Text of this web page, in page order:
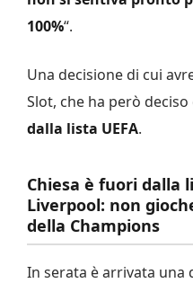
100%“.
Una decisione di cui
Slot, che ha però deciso
dalla lista UEFA.
Chiesa è fuori dalla
Liverpool: non
della Champions
In serata è arrivata una